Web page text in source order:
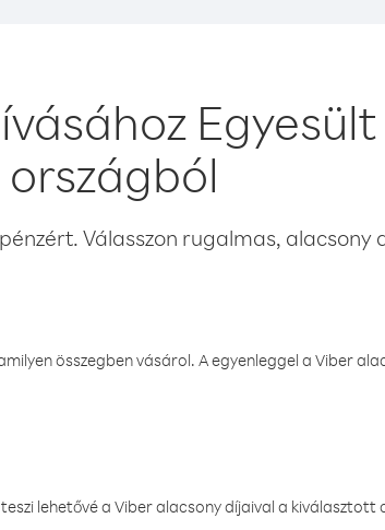
országból
Válasszon rugalmas, alacsony
összegben vásárol. A egyenleggel a Viber
lehetővé a Viber alacsony díjaival a